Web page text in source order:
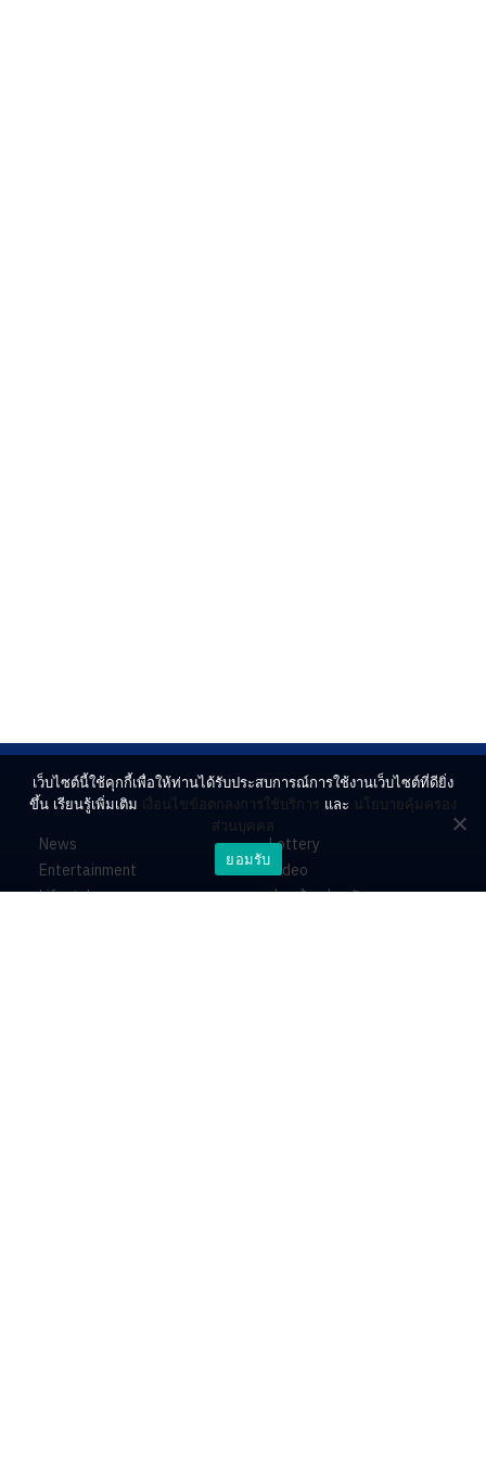
News
Entertainment
Lifestyle
Lottery
Video
ร่วมด้วยช่วยกัน
เว็บไซต์นี้ใช้คุกกี้เพื่อให้ท่านได้รับประสบการณ์การใช้งานเว็บไซต์ที่ดียิ่ง
ขึ้น เรียนรู้เพิ่มเติม เงื่อนไขข้อตกลงการใช้บริการ และ นโยบายคุ้มครอง
ส่วนบุคคล
ยอมรับ